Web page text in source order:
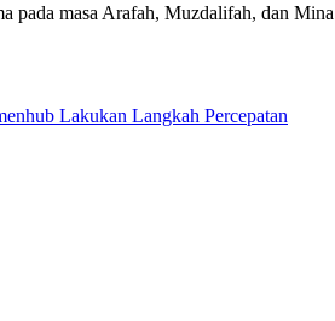
pada masa Arafah, Muzdalifah, dan
Lakukan Langkah Percepatan